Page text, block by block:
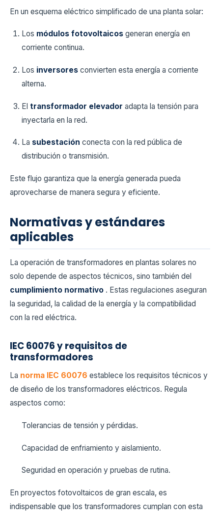
En un esquema eléctrico simplificado de una planta solar:
Los módulos fotovoltaicos generan energía en
corriente continua.
Los inversores convierten esta energía a corriente
alterna.
El transformador elevador adapta la tensión para
inyectarla en la red.
La subestación conecta con la red pública de
distribución o transmisión.
Este flujo garantiza que la energía generada pueda
aprovecharse de manera segura y eficiente.
Normativas y estándares
aplicables
La operación de transformadores en plantas solares no
solo depende de aspectos técnicos, sino también del
cumplimiento normativo . Estas regulaciones aseguran
la seguridad, la calidad de la energía y la compatibilidad
con la red eléctrica.
IEC 60076 y requisitos de
transformadores
La norma IEC 60076 establece los requisitos técnicos y
de diseño de los transformadores eléctricos. Regula
aspectos como:
Tolerancias de tensión y pérdidas.
Capacidad de enfriamiento y aislamiento.
Seguridad en operación y pruebas de rutina.
En proyectos fotovoltaicos de gran escala, es
indispensable que los transformadores cumplan con esta